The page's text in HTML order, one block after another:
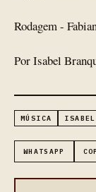
Rodagem -
Por Isabel
MÚSICA
WHATSAPP